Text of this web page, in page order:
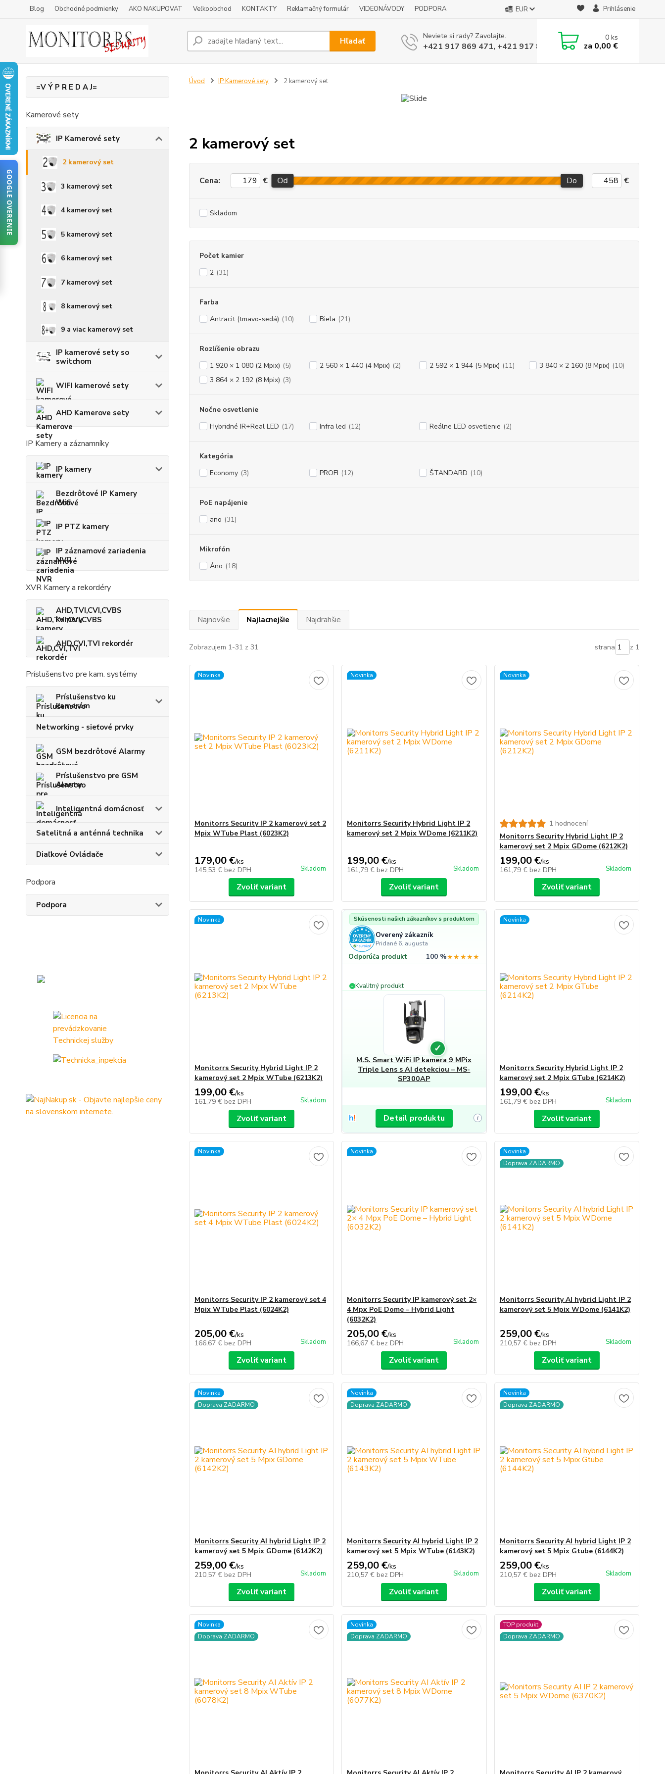
Blog Obchodné podmienky AKO NAKUPOVAT Veľkoobchod KONTAKTY Reklamačný formulár VIDEONÁVODY PODPORA EUR Prihlásenie
Hľadať Neviete si rady? Zavolajte.
+421 917 869 471, +421 917 817 905
0ks
za 0,00 €
=V Ý P R E D A J=
Kamerové sety
IP Kamerové sety
2 kamerový set
3 kamerový set
4 kamerový set
5 kamerový set
6 kamerový set
7 kamerový set
8 kamerový set
9 a viac kamerový set
IP kamerové sety so
switchom
WIFI kamerové sety
AHD Kamerove sety
IP Kamery a záznamníky
IP kamery
Bezdrôtové IP Kamery
Wifi
IP PTZ kamery
IP záznamové zariadenia
NVR
XVR Kamery a rekordéry
AHD,TVI,CVI,CVBS
kamery
AHD,CVI,TVI rekordér
Príslušenstvo pre kam. systémy
Príslušenstvo ku
kamerám
Networking - sieťové prvky
GSM bezdrôtové Alarmy
Príslušenstvo pre GSM
Alarmy
Inteligentná domácnosť
Satelitná a anténná technika
Diaľkové Ovládače
Podpora
Podpora
Úvod IP Kamerové sety 2 kamerový set
2 kamerový set
Cena: € Od Do €
Skladom
Počet kamier
2 (31)
Farba
Antracit (tmavo-sedá) (10) Biela (21)
Rozlíšenie obrazu
1 920 × 1 080 (2 Mpix) (5) 2 560 × 1 440 (4 Mpix) (2) 2 592 × 1 944 (5 Mpix) (11) 3 840 × 2 160 (8 Mpix) (10)
3 864 × 2 192 (8 Mpix) (3)
Nočne osvetlenie
Hybridné IR+Real LED (17) Infra led (12) Reálne LED osvetlenie (2)
Kategória
Economy (3) PROFI (12) ŠTANDARD (10)
PoE napájenie
ano (31)
Mikrofón
Áno (18)
Najnovšie Najlacnejšie Najdrahšie
Zobrazujem 1-31 z 31 strana z 1
Novinka
Monitorrs Security IP 2 kamerový set 2
Mpix WTube Plast (6023K2)
179,00 €/ks
145,53 € bez DPH Skladom
Zvoliť variant
Novinka
Monitorrs Security Hybrid Light IP 2
kamerový set 2 Mpix WDome (6211K2)
199,00 €/ks
161,79 € bez DPH Skladom
Zvoliť variant
Novinka
Monitorrs Security Hybrid Light IP 2
kamerový set 2 Mpix GDome (6212K2)
199,00 €/ks
161,79 € bez DPH Skladom
1 hodnocení
Zvoliť variant
Novinka
Monitorrs Security Hybrid Light IP 2
kamerový set 2 Mpix WTube (6213K2)
199,00 €/ks
161,79 € bez DPH Skladom
Zvoliť variant
Skúsenosti našich zákazníkov s produktom
Overený zákazník
Pridané 6. augusta
Odporúča produkt 100 %★★★★★
+ Kvalitný produkt
✓
M.S. Smart WiFi IP kamera 9 MPix
Triple Lens s AI detekciou – MS-
SP300AP
Detail produktu i
Novinka
Monitorrs Security Hybrid Light IP 2
kamerový set 2 Mpix GTube (6214K2)
199,00 €/ks
161,79 € bez DPH Skladom
Zvoliť variant
Novinka
Monitorrs Security IP 2 kamerový set 4
Mpix WTube Plast (6024K2)
205,00 €/ks
166,67 € bez DPH Skladom
Zvoliť variant
Novinka
Monitorrs Security IP kamerový set 2×
4 Mpx PoE Dome – Hybrid Light
(6032K2)
205,00 €/ks
166,67 € bez DPH Skladom
Zvoliť variant
Novinka
Doprava ZADARMO
Monitorrs Security AI hybrid Light IP 2
kamerový set 5 Mpix WDome (6141K2)
259,00 €/ks
210,57 € bez DPH Skladom
Zvoliť variant
Novinka
Doprava ZADARMO
Monitorrs Security AI hybrid Light IP 2
kamerový set 5 Mpix GDome (6142K2)
259,00 €/ks
210,57 € bez DPH Skladom
Zvoliť variant
Novinka
Doprava ZADARMO
Monitorrs Security AI hybrid Light IP 2
kamerový set 5 Mpix WTube (6143K2)
259,00 €/ks
210,57 € bez DPH Skladom
Zvoliť variant
Novinka
Doprava ZADARMO
Monitorrs Security AI hybrid Light IP 2
kamerový set 5 Mpix Gtube (6144K2)
259,00 €/ks
210,57 € bez DPH Skladom
Zvoliť variant
Novinka
Doprava ZADARMO
Novinka
Doprava ZADARMO
TOP produkt
Doprava ZADARMO
GOOGLE OVERENIE